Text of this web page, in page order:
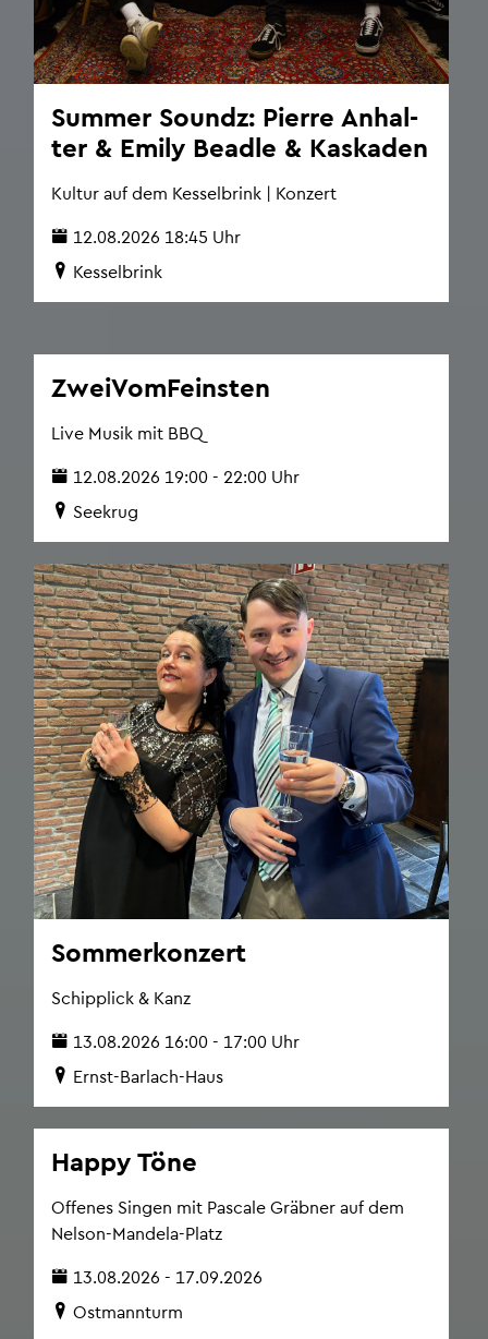
Sum­mer So­undz: Pierre An­hal­
ter & Emily Be­ad­le & Kas­ka­den
Kul­tur auf dem Kes­sel­brink | Kon­zert
12.08.2026 18:45 Uhr
Kes­sel­brink
Zwei­Vom­Feins­ten
Live Musik mit BBQ
12.08.2026 19:00 - 22:00 Uhr
See­krug
Som­mer­kon­zert
Schipplick & Kanz
13.08.2026 16:00 - 17:00 Uhr
Ernst-Bar­lach-Haus
Happy Töne
Of­fe­nes Sin­gen mit Pas­ca­le Gräb­ner auf dem
Nel­son-Man­de­la-Platz
13.08.2026 - 17.09.2026
Ost­mann­turm